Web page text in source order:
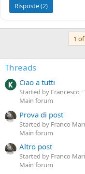
Risposte (2)
1
Threads
Ciao a tutti
Started by Francesco
Main forum
Prova di post
Started by Franco
Main forum
Altro post
Started by Franco
Main forum